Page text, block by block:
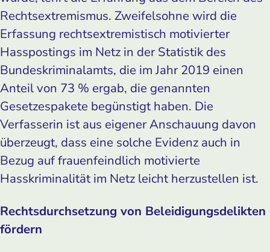
Rechtsextremismus. Zweifelsohne wird die
Erfassung rechtsextremistisch motivierter
Hasspostings im Netz in der Statistik des
Bundeskriminalamts, die im Jahr 2019 einen
Anteil von 73 % ergab, die genannten
Gesetzespakete begünstigt haben. Die
Verfasserin ist aus eigener Anschauung davon
überzeugt, dass eine solche Evidenz auch in
Bezug auf frauenfeindlich motivierte
Hasskriminalität im Netz leicht herzustellen ist.
Rechtsdurchsetzung von Beleidigungsdelikten
fördern